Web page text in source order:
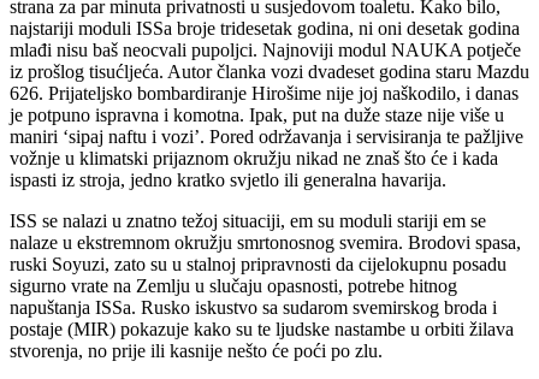
strana za par minuta privatnosti u susjedovom toaletu. Kako bilo,
najstariji moduli ISSa broje tridesetak godina, ni oni desetak godina
mlađi nisu baš neocvali pupoljci. Najnoviji modul NAUKA potječe
iz prošlog tisućljeća. Autor članka vozi dvadeset godina staru Mazdu
626. Prijateljsko bombardiranje Hirošime nije joj naškodilo, i danas
je potpuno ispravna i komotna. Ipak, put na duže staze nije više u
maniri ‘sipaj naftu i vozi’. Pored održavanja i servisiranja te pažljive
vožnje u klimatski prijaznom okružju nikad ne znaš što će i kada
ispasti iz stroja, jedno kratko svjetlo ili generalna havarija.
ISS se nalazi u znatno težoj situaciji, em su moduli stariji em se
nalaze u ekstremnom okružju smrtonosnog svemira. Brodovi spasa,
ruski Soyuzi, zato su u stalnoj pripravnosti da cijelokupnu posadu
sigurno vrate na Zemlju u slučaju opasnosti, potrebe hitnog
napuštanja ISSa. Rusko iskustvo sa sudarom svemirskog broda i
postaje (MIR) pokazuje kako su te ljudske nastambe u orbiti žilava
stvorenja, no prije ili kasnije nešto će poći po zlu.